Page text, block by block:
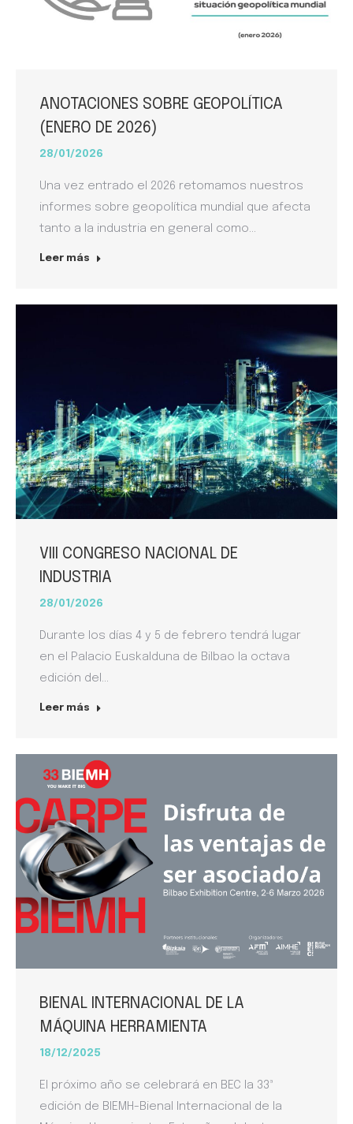
ANOTACIONES SOBRE GEOPOLÍTICA
(ENERO DE 2026)
28/01/2026
Una vez entrado el 2026 retomamos nuestros
informes sobre geopolítica mundial que afecta
tanto a la industria en general como…
Leer más
VIII CONGRESO NACIONAL DE
INDUSTRIA
28/01/2026
Durante los días 4 y 5 de febrero tendrá lugar
en el Palacio Euskalduna de Bilbao la octava
edición del…
Leer más
BIENAL INTERNACIONAL DE LA
MÁQUINA HERRAMIENTA
18/12/2025
El próximo año se celebrará en BEC la 33ª
edición de BIEMH-Bienal Internacional de la